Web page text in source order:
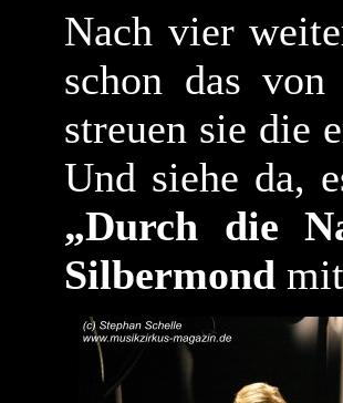
Nach vier
schon das
streuen sie die
Und siehe da,
„Durch die
Silbermond